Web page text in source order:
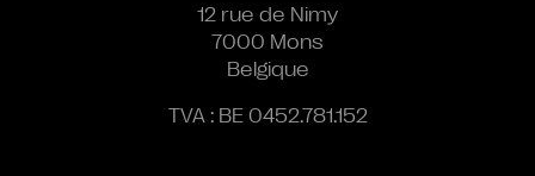
12 rue de Nimy
7000 Mons
Belgique
TVA : BE 0452.781.152